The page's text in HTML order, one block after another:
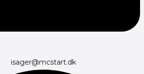
isager@mcstart.dk